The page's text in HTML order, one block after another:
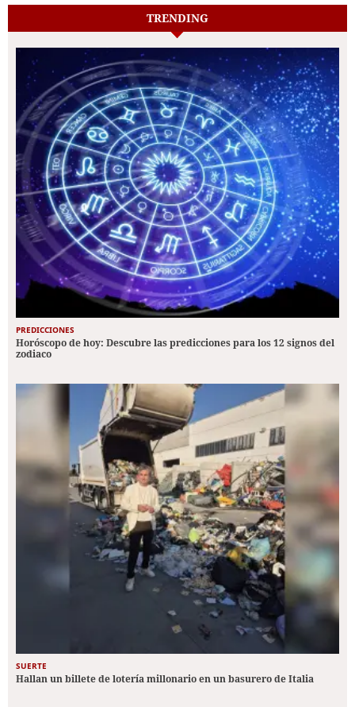
TRENDING
PREDICCIONES
Horóscopo de hoy: Descubre las predicciones para los 12 signos del
zodiaco
SUERTE
Hallan un billete de lotería millonario en un basurero de Italia